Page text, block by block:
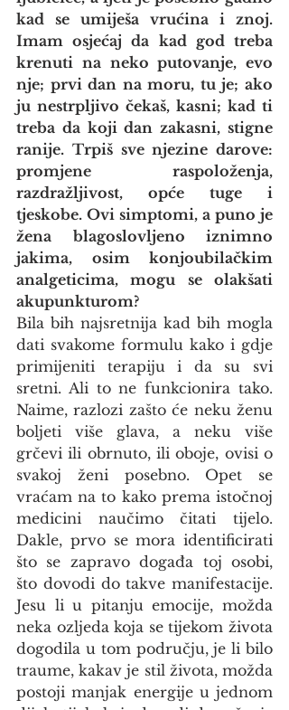
kad se umiješa vrućina i znoj.
Imam osjećaj da kad god treba
krenuti na neko putovanje, evo
nje; prvi dan na moru, tu je; ako
ju nestrpljivo čekaš, kasni; kad ti
treba da koji dan zakasni, stigne
ranije. Trpiš sve njezine darove:
promjene raspoloženja,
razdražljivost, opće tuge i
tjeskobe. Ovi simptomi, a puno je
žena blagoslovljeno iznimno
jakima, osim konjoubilačkim
analgeticima, mogu se olakšati
akupunkturom?
Bila bih najsretnija kad bih mogla
dati svakome formulu kako i gdje
primijeniti terapiju i da su svi
sretni. Ali to ne funkcionira tako.
Naime, razlozi zašto će neku ženu
boljeti više glava, a neku više
grčevi ili obrnuto, ili oboje, ovisi o
svakoj ženi posebno. Opet se
vraćam na to kako prema istočnoj
medicini naučimo čitati tijelo.
Dakle, prvo se mora identificirati
što se zapravo događa toj osobi,
što dovodi do takve manifestacije.
Jesu li u pitanju emocije, možda
neka ozljeda koja se tijekom života
dogodila u tom području, je li bilo
traume, kakav je stil života, možda
postoji manjak energije u jednom